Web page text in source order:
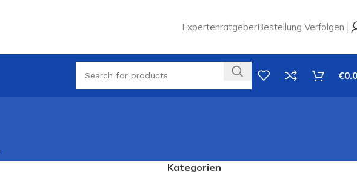
ExpertenratgeberBestellung Verfolgen
€
Kategorien